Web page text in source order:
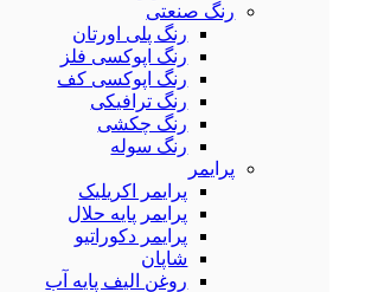
رنگ صنعتی
رنگ پلی اورتان
رنگ اپوکسی فلز
رنگ اپوکسی کف
رنگ ترافیکی
رنگ چکشی
رنگ سوله
پرایمر
پرایمر اکریلیک
پرایمر پایه حلال
پرایمر دکوراتیو
شاپان
روغن الیف پایه آب